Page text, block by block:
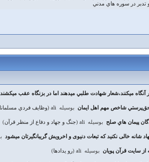
تدبر در سوره هاي مدني
آنگاه ميكنند،شعار شهادت طلبي ميدهند اما در بزنگاه عقب ميكشند
شاخص مهم اهل ايمان بوسیله ali
(وظايف فردي
پيمان هاي صلح بوسیله ali
(جنگ و جهاد و دفاع از منظر قرآن)
شانه خالی نکنید که تبعات دنیوی و اخرویش گریبانگیرتان ميشود
از سايت قرآن پويان بوسیله ali
(رو یدادها)